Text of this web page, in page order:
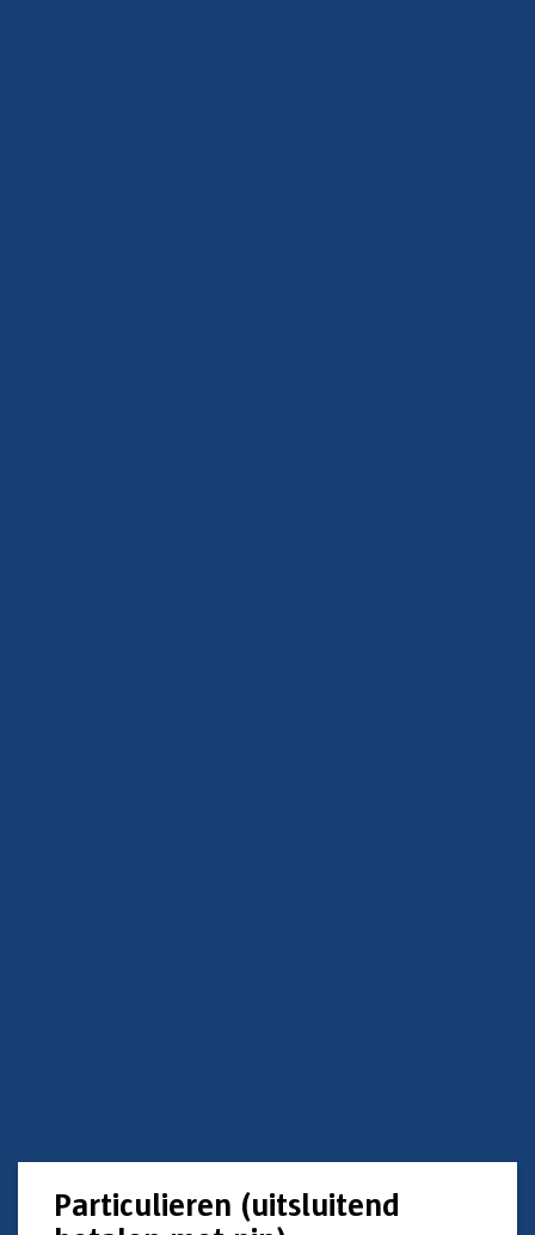
Particulieren (uitsluitend